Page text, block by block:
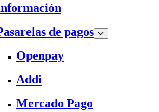
de pagos
Openpay
Addi
Mercado Pago